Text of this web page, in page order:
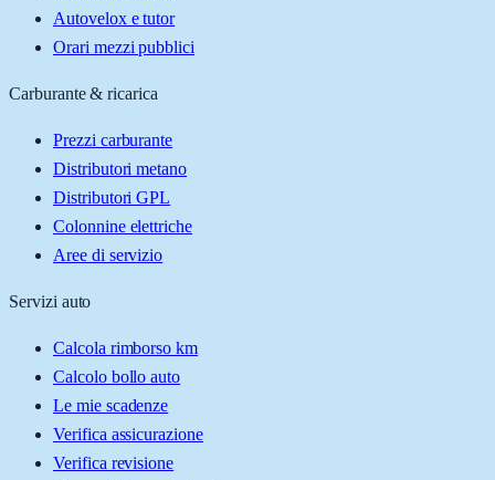
Autovelox e tutor
Orari mezzi pubblici
Carburante & ricarica
Prezzi carburante
Distributori metano
Distributori GPL
Colonnine elettriche
Aree di servizio
Servizi auto
Calcola rimborso km
Calcolo bollo auto
Le mie scadenze
Verifica assicurazione
Verifica revisione